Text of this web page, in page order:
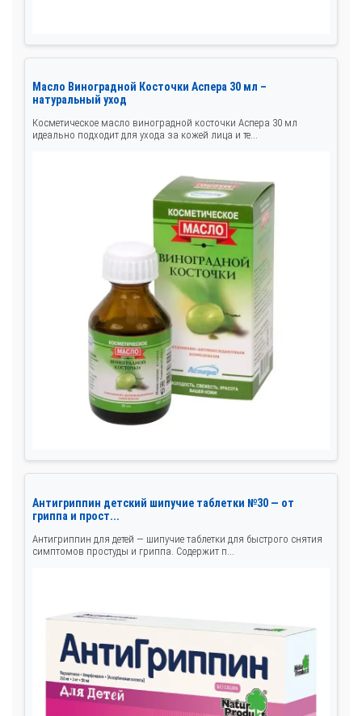
Масло Виноградной Косточки Аспера 30 мл –
натуральный уход
Косметическое масло виноградной косточки Аспера 30 мл
идеально подходит для ухода за кожей лица и те...
Антигриппин детский шипучие таблетки №30 — от
гриппа и прост...
Антигриппин для детей — шипучие таблетки для быстрого снятия
симптомов простуды и гриппа. Содержит п...